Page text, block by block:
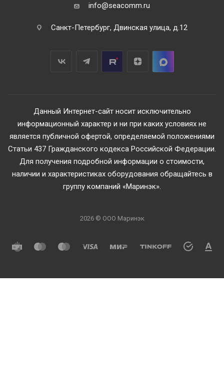
info@seacomm.ru
Санкт-Петербург, Двинская улица, д.12
Данный Интернет-сайт носит исключительно
информационный характер и ни при каких условиях не
является публичной офертой, определяемой положениями
Статьи 437 Гражданского кодекса Российской Федерации.
Для получения подробной информации о стоимости,
наличии и характеристиках оборудования обращайтесь в
группу компаний «Маринэк».
2026 © ООО Маринэк